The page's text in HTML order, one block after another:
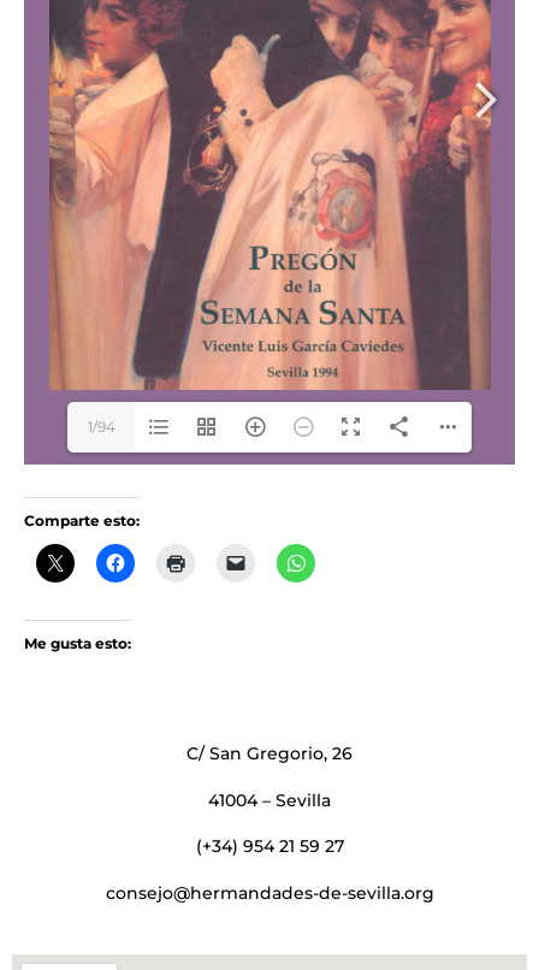
1/94
Comparte esto:
Me gusta esto:
C/ San Gregorio, 26
41004 – Sevilla
(+34) 954 21 59 27
consejo@hermandades-de-sevilla.org